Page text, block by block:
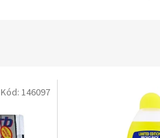
Kód: 146097